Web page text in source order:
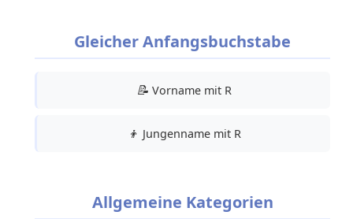
Gleicher Anfangsbuchstabe
📝 Vorname mit R
👦 Jungenname mit R
Allgemeine Kategorien